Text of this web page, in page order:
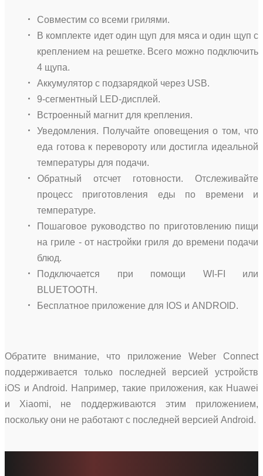
Совместим со всеми грилями.
В комплекте идет один щуп для мяса и один щуп с
креплением на решетке. Всего можно подключить
4 щупа.
Аккумулятор с подзарядкой через USB.
9-сегментный LED-дисплей.
Встроенный магнит для крепления.
Уведомления. Получайте оповещения о том, что
еда готова к перевороту или достигла идеальной
температуры для подачи.
Обратный отсчет готовности. Отслеживайте
процесс приготовления еды по времени и
температуре.
Пошаговое руководство по приготовлению пищи
на гриле - от настройки гриля до времени подачи
блюд.
Подключается при помощи WI-FI или
BLUETOOTH.
Бесплатное приложение для IOS и ANDROID.
Обратите внимание, что приложение Weber Connect
поддерживается только последней версией устройств
iOS и Android. Например, такие приложения, как Huawei
и Xiaomi, не поддерживаются этим приложением,
поскольку они не работают с последней версией Android.